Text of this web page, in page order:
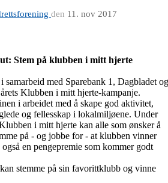
den 11. nov 2017
Stem på klubben i mitt hjerte
samarbeid med Sparebank 1, Dagbladet og
Klubben i mitt hjerte-kampanje.
i arbeidet med å skape god aktivitet,
og fellesskap i lokalmiljøene. Under
i mitt hjerte kan alle som ønsker å
på - og jobbe for - at klubben vinner
en pengepremie som kommer godt
stemme på sin favorittklubb og vinne